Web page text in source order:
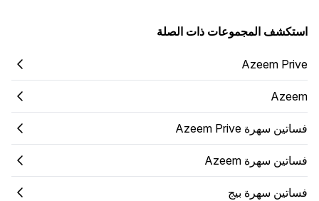
استكشف المجموعات ذات الصلة
Azeem Prive
Azeem
فساتين سهرة Azeem Prive
فساتين سهرة Azeem
فساتين سهرة بيج